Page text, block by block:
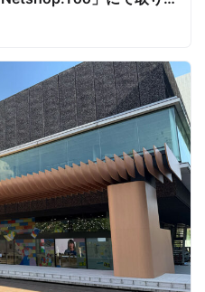
達の手間を減らし、スピ